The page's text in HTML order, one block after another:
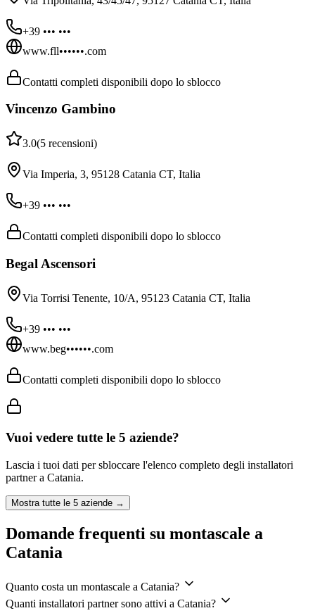
+39 ••• •••
www.fll••••••.com
Contatti completi disponibili dopo lo sblocco
Vincenzo Gambino
3.0(5 recensioni)
Via Imperia, 3, 95128 Catania CT, Italia
+39 ••• •••
Contatti completi disponibili dopo lo sblocco
Begal Ascensori
Via Torrisi Tenente, 10/A, 95123 Catania CT, Italia
+39 ••• •••
www.beg••••••.com
Contatti completi disponibili dopo lo sblocco
Vuoi vedere tutte le 5 aziende?
Lascia i tuoi dati per sbloccare l'elenco completo degli installatori
partner a Catania.
Mostra tutte le 5 aziende →
Domande frequenti su montascale a
Catania
Quanto costa un montascale a Catania?
Quanti installatori partner sono attivi a Catania?